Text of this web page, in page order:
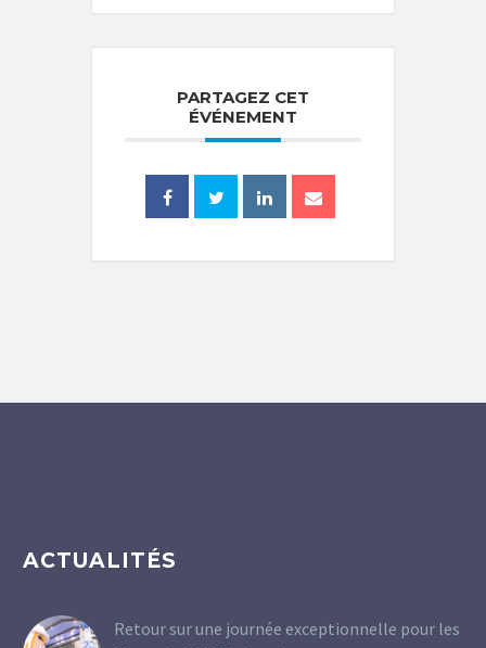
PARTAGEZ CET
ÉVÉNEMENT
ACTUALITÉS
Retour sur une journée exceptionnelle pour les